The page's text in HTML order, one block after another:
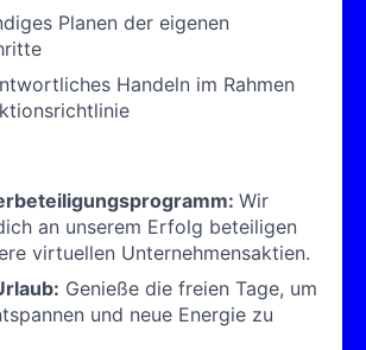
Planen der eigenen
Handeln im Rahmen
Wir
an unserem Erfolg beteiligen
virtuellen Unternehmensaktien.
Genieße die freien Tage, um
und neue Energie zu